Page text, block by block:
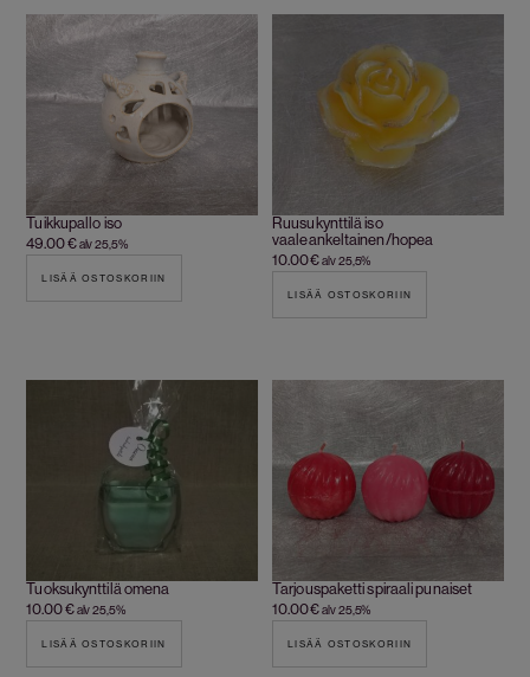
Tuikkupallo iso
49.00€alv 25,5%
LISÄÄ OSTOSKORIIN
Ruusukynttilä iso
vaaleankeltainen/hopea
10.00€alv 25,5%
LISÄÄ OSTOSKORIIN
Tuoksukynttilä omena
10.00€alv 25,5%
LISÄÄ OSTOSKORIIN
Tarjouspaketti spiraali punaiset
10.00€alv 25,5%
LISÄÄ OSTOSKORIIN